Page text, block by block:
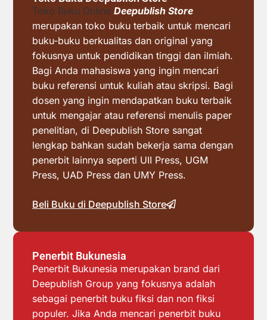
Toko Buku Online Deepublish Store
merupakan toko buku terbaik untuk mencari
buku-buku berkualitas dan original yang
fokusnya untuk pendidikan tinggi dan ilmiah.
Bagi Anda mahasiswa yang ingin mencari
buku referensi untuk kuliah atau skripsi. Bagi
dosen yang ingin mendapatkan buku terbaik
untuk mengajar atau referensi menulis paper
penelitian, di Deepublish Store sangat
lengkap bahkan sudah bekerja sama dengan
penerbit lainnya seperti UII Press, UGM
Press, UAD Press dan UMY Press.
Beli Buku di Deepublish Store
Penerbit Bukunesia
Penerbit Bukunesia merupakan brand dari
Deepublish Group yang fokusnya adalah
sebagai penerbit buku fiksi dan non fiksi
populer. Jika Anda mencari penerbit buku